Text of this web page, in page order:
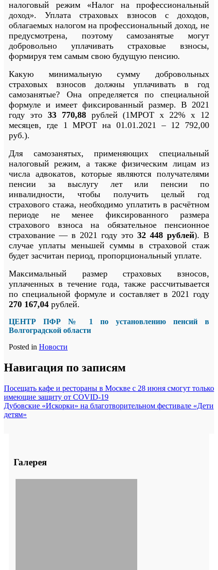
налоговый режим «Налог на профессиональный
доход». Уплата страховых взносов с доходов,
облагаемых налогом на профессиональный доход, не
предусмотрена, поэтому самозанятые могут
добровольно уплачивать страховые взносы,
формируя тем самым свою будущую пенсию.
Какую минимальную сумму добровольных
страховых взносов должны уплачивать в год
самозанятые? Она определяется по специальной
формуле и имеет фиксированный размер. В 2021
году это 33 770,88рублей (1МРОТ х 22% х 12
месяцев, где 1 МРОТ на 01.01.2021 – 12 792,00
руб.).
Для самозанятых, применяющих специальный
налоговый режим, а также физическим лицам из
числа адвокатов, которые являются получателями
пенсии за выслугу лет или пенсии по
инвалидности, чтобы получить целый год
страхового стажа, необходимо уплатить в расчётном
периоде не менее фиксированного размера
страхового взноса на обязательное пенсионное
страхование — в 2021 году это 32 448 рублей). В
случае уплаты меньшей суммы в страховой стаж
будет засчитан период, пропорциональный уплате.
Максимальный размер страховых взносов,
уплаченных в течение года, также рассчитывается
по специальной формуле и составляет в 2021 году
270 167,04 рублей.
ЦЕНТР ПФР № 1 по установлению пенсий в
Волгоградской области
Posted in Новости
Навигация по записям
Посещать кафе и рестораны в Москве с 28 июня смогут только
имеющие защиту от COVID-19
Дубовские «Искорки» на благотворительном фестивале «Дети
детям»
Галерея